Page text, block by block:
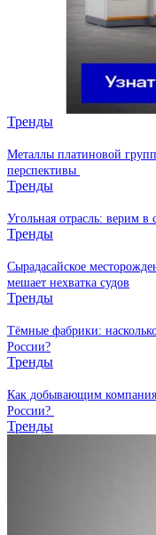
Тренды
Металлы платиновой
перспективы
Тренды
Угольная отрасль: верим в
Тренды
Сырадасайское
мешает нехватка судов
Тренды
Тёмные фабрики:
России?
Тренды
Как добывающим
России?
Тренды